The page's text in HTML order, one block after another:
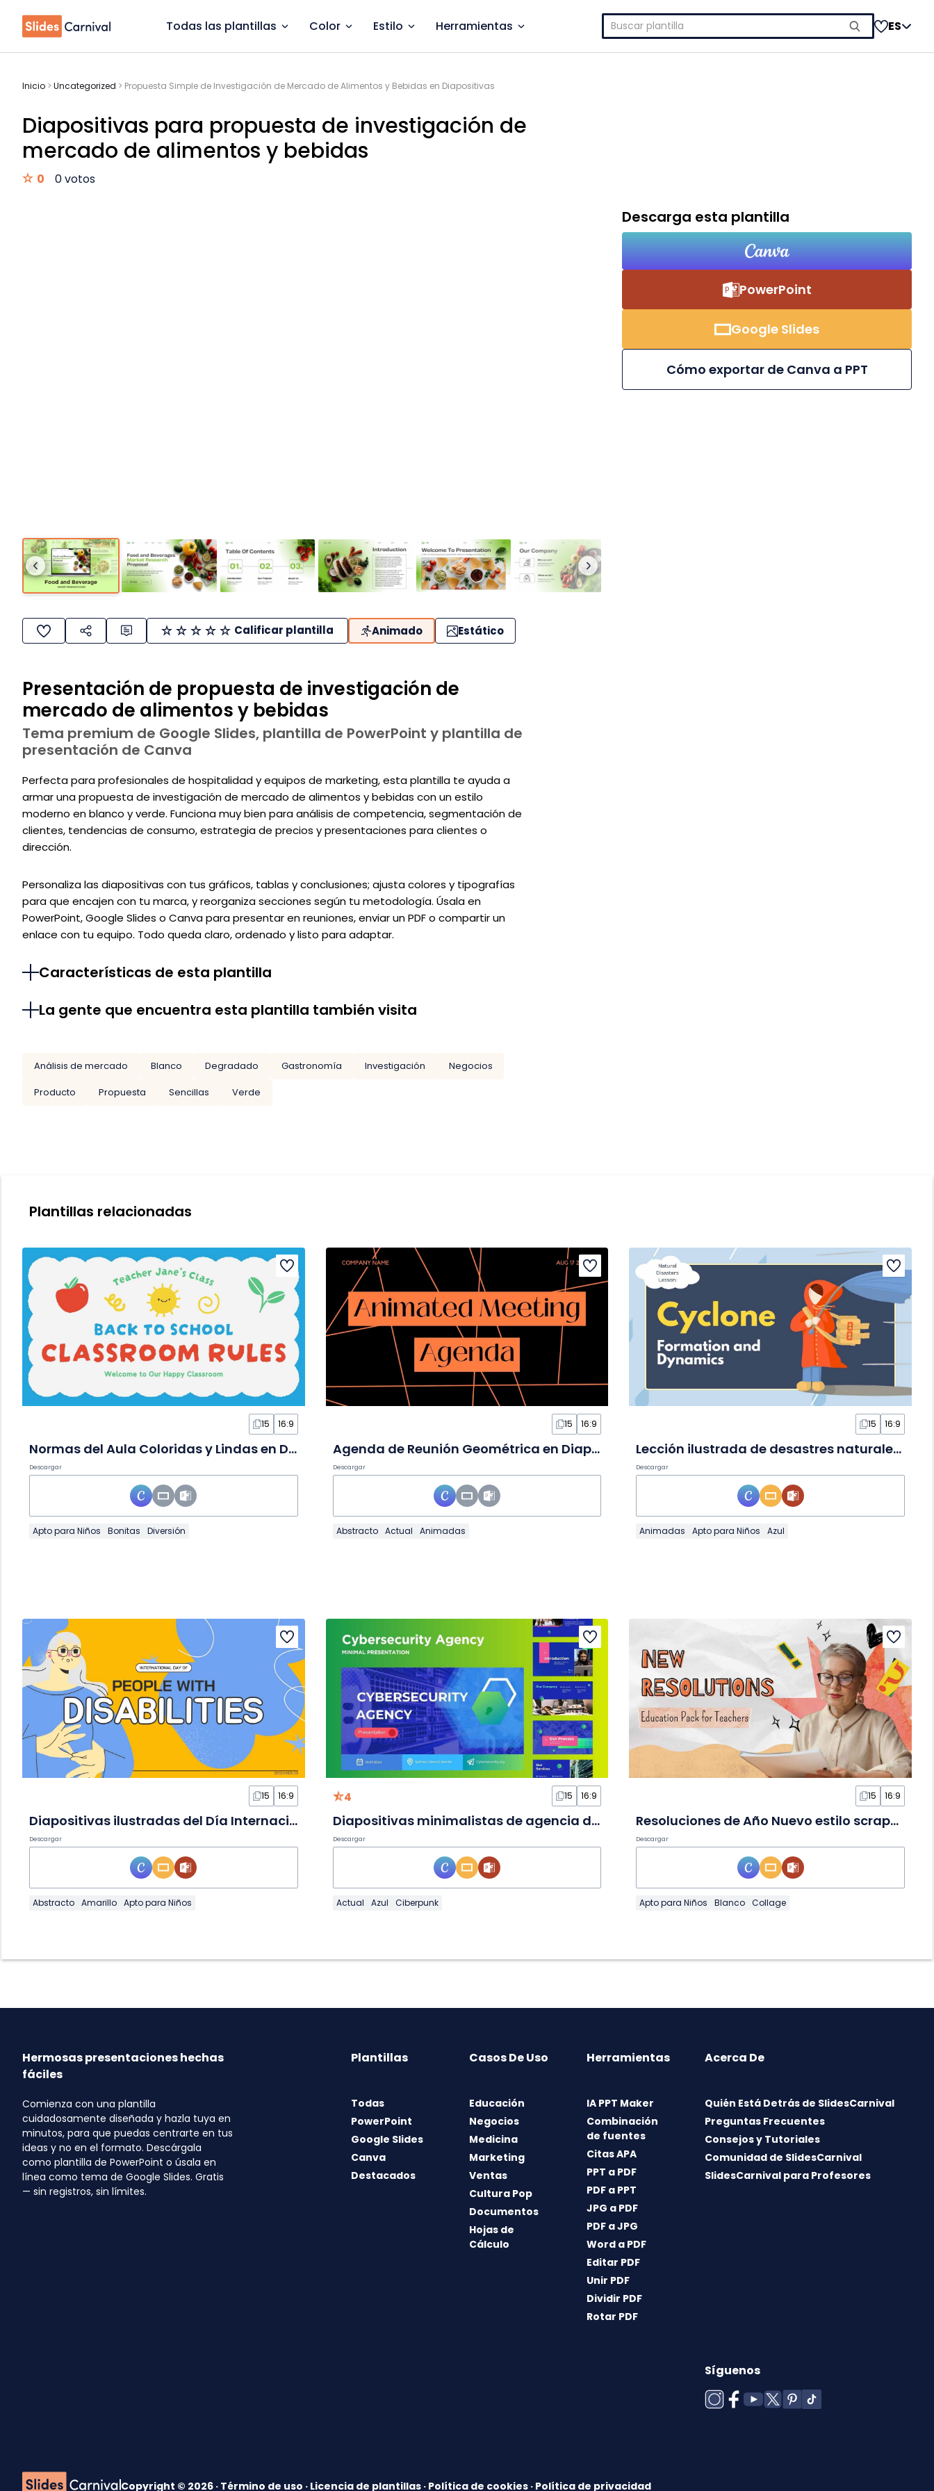
Todas las plantillas Color Estilo Herramientas Buscar: ES
Inicio > Uncategorized > Propuesta Simple de Investigación de Mercado de Alimentos y Bebidas en Diapositivas
Diapositivas para propuesta de investigación de
mercado de alimentos y bebidas
0 0 votos
Calificar plantilla Animado Estático
Presentación de propuesta de investigación de
mercado de alimentos y bebidas
Tema premium de Google Slides, plantilla de PowerPoint y plantilla de
presentación de Canva
Perfecta para profesionales de hospitalidad y equipos de marketing, esta plantilla te ayuda a
armar una propuesta de investigación de mercado de alimentos y bebidas con un estilo
moderno en blanco y verde. Funciona muy bien para análisis de competencia, segmentación de
clientes, tendencias de consumo, estrategia de precios y presentaciones para clientes o
dirección.
Personaliza las diapositivas con tus gráficos, tablas y conclusiones; ajusta colores y tipografías
para que encajen con tu marca, y reorganiza secciones según tu metodología. Úsala en
PowerPoint, Google Slides o Canva para presentar en reuniones, enviar un PDF o compartir un
enlace con tu equipo. Todo queda claro, ordenado y listo para adaptar.
Características de esta plantilla
La gente que encuentra esta plantilla también visita
Análisis de mercado Blanco Degradado Gastronomía Investigación
Negocios
Producto
Propuesta Sencillas Verde
Descarga esta plantilla
PowerPoint
Google Slides
Cómo exportar de Canva a PPT
Plantillas relacionadas
15 16:9
Normas del Aula Coloridas y Lindas en Diapositivas
Descargar
Apto para Niños Bonitas Diversión
15 16:9
Agenda de Reunión Geométrica en Diapositivas
Descargar
Abstracto Actual Animadas
15 16:9
Lección ilustrada de desastres naturales: ciclones en Diapositivas
Descargar
Animadas Apto para Niños Azul
15 16:9
Diapositivas ilustradas del Día Internacional de las Personas con Discapacidad
Descargar
Abstracto Amarillo Apto para Niños
4 15 16:9
Diapositivas minimalistas de agencia de ciberseguridad
Descargar
Actual Azul Ciberpunk
15 16:9
Resoluciones de Año Nuevo estilo scrapbook en Diapositivas
Descargar
Apto para Niños Blanco Collage
Hermosas presentaciones hechas
fáciles
Comienza con una plantilla
cuidadosamente diseñada y hazla tuya en
minutos, para que puedas centrarte en tus
ideas y no en el formato. Descárgala
como plantilla de PowerPoint o úsala en
línea como tema de Google Slides. Gratis
— sin registros, sin límites.
Plantillas
Todas
PowerPoint
Google Slides
Canva
Destacados
Casos De Uso
Educación
Negocios
Medicina
Marketing
Ventas
Cultura Pop
Documentos
Hojas de
Cálculo
Herramientas
IA PPT Maker
Combinación
de fuentes
Citas APA
PPT a PDF
PDF a PPT
JPG a PDF
PDF a JPG
Word a PDF
Editar PDF
Unir PDF
Dividir PDF
Rotar PDF
Acerca De
Quién Está Detrás de SlidesCarnival
Preguntas Frecuentes
Consejos y Tutoriales
Comunidad de SlidesCarnival
SlidesCarnival para Profesores
Síguenos
Copyright © 2026 · Término de uso · Licencia de plantillas · Política de cookies · Política de privacidad